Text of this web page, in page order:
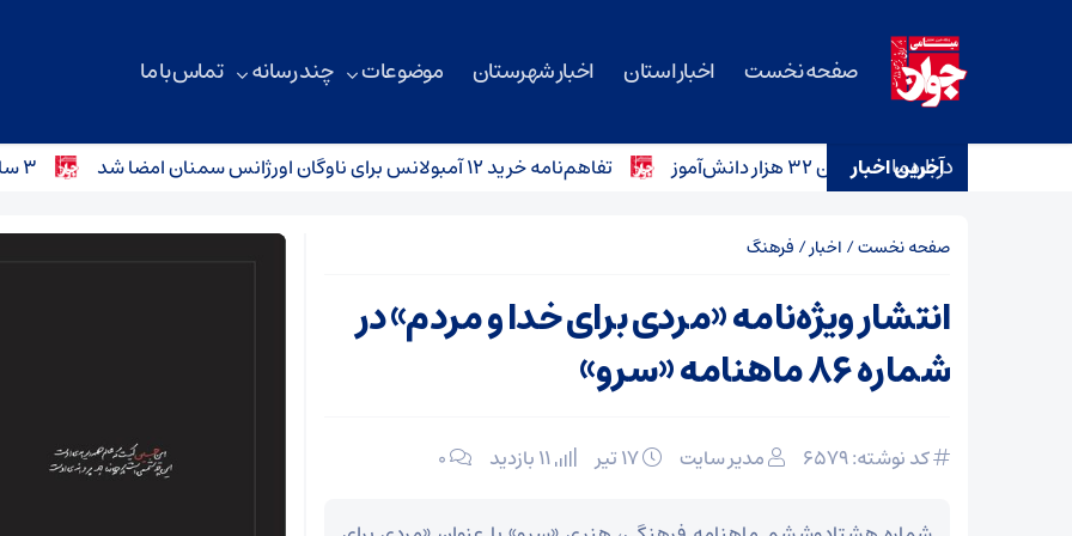
صفحه نخست اخبار استان اخبار شهرستان موضوعات چند رسانه تماس با ما
درباره ما
آخرین اخبار تفاهم‌نامه خرید ۱۲ آمبولانس برای ناوگان اورژانس سمنان امضا شد ۳ سانحه رانندگی در محورهای استان سمنان؛ کودک ۴ ساله جان باخت
صفحه نخست/ اخبار/ فرهنگ
انتشار ویژه‌نامه «مردی برای خدا و مردم» در
شماره ۸۶ ماهنامه «سرو»
کد نوشته: 6579 مدیر سایت ۰